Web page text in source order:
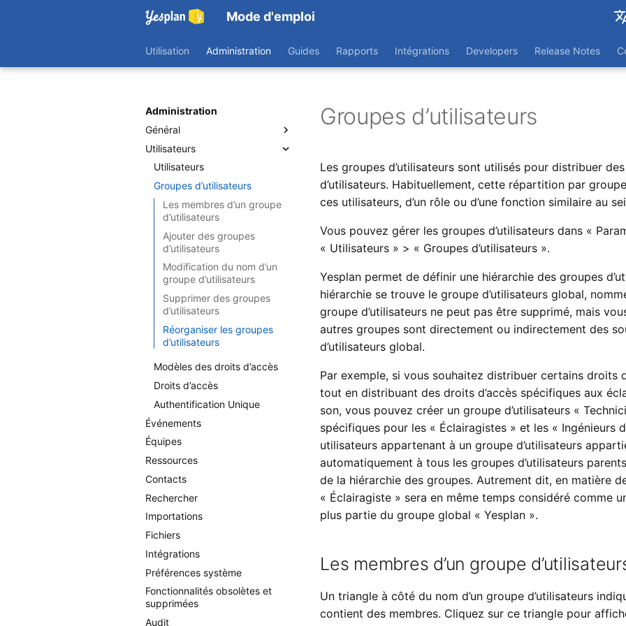
Mode d'emploi
English
Utilisation Administration Guides Rapports Intégrations Developers Release Notes
Administration
Général
Données personnalisées
Onglets
Étiquettes et descriptions
Utilisateurs
Utilisateurs
Groupes d’utilisateurs
Les membres d’un groupe
d’utilisateurs
Ajouter des groupes
d’utilisateurs
Modification du nom d’un
groupe d’utilisateurs
Supprimer des groupes
d’utilisateurs
Réorganiser les groupes
d’utilisateurs
Modèles des droits d’accès
Droits d’accès
Authentification Unique
Événements
Équipes
Ressources
Contacts
Rechercher
Importations
Fichiers
Intégrations
Préférences système
Fonctionnalités obsolètes et
supprimées
Audit
Groupes d’utilisateurs
Les groupes d’utilisateurs sont utilisés pour distribuer
d’utilisateurs. Habituellement, cette répartition par
ces utilisateurs, d’un rôle ou d’une fonction similaire au
Vous pouvez gérer les groupes d’utilisateurs dans «
« Utilisateurs » > « Groupes d’utilisateurs ».
Yesplan permet de définir une hiérarchie des groupes
hiérarchie se trouve le groupe d’utilisateurs global,
groupe d’utilisateurs ne peut pas être supprimé, mais
autres groupes sont directement ou indirectement des
d’utilisateurs global.
Par exemple, si vous souhaitez distribuer certains droits
tout en distribuant des droits d’accès spécifiques aux
son, vous pouvez créer un groupe d’utilisateurs «
spécifiques pour les « Éclairagistes » et les « Ingénieurs
utilisateurs appartenant à un groupe d’utilisateurs
automatiquement à tous les groupes d’utilisateurs
de la hiérarchie des groupes. Autrement dit, en matière
« Éclairagiste » sera en même temps considéré comme
plus partie du groupe global « Yesplan ».
Les membres d’un groupe
Un triangle à côté du nom d’un groupe d’utilisateurs
contient des membres. Cliquez sur ce triangle pour